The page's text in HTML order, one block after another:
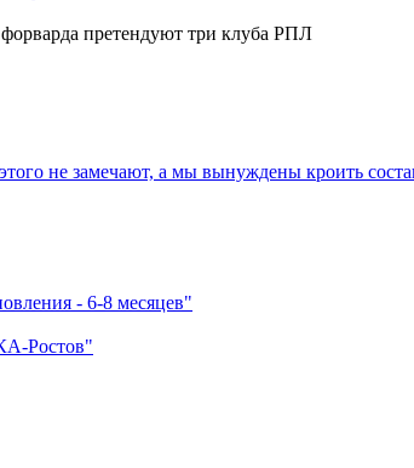
претендуют три клуба РПЛ
не замечают, а мы вынуждены кроить
- 6-8 месяцев"
Ростов"